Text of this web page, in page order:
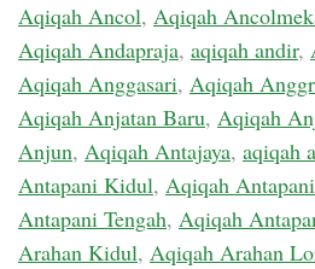
Aqiqah Ancol, Aqiqah
Aqiqah Andapraja, aqiqah andir,
Aqiqah Anggasari, Aqiqah
Aqiqah Anjatan Baru, Aqiqah
Anjun, Aqiqah Antajaya, aqiqah
Antapani Kidul, Aqiqah
Antapani Tengah, Aqiqah
Arahan Kidul, Aqiqah Arahan